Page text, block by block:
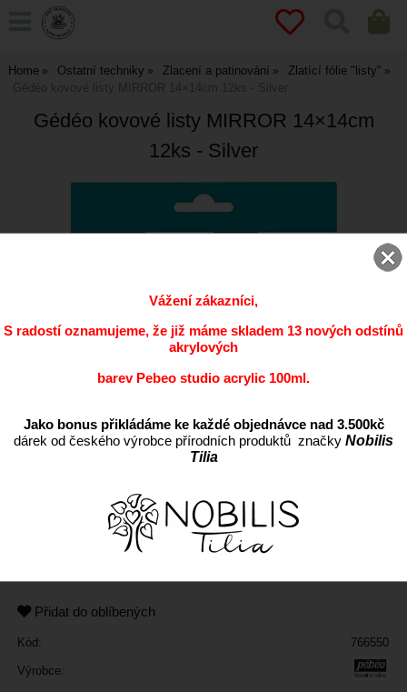
Home Ostatní techniky Zlacení a patinování
Zlatící fólie "listy"
Gédéo kovové listy MIRROR 14×14cm 12ks - Silver
Gédéo kovové listy MIRROR 14×14cm
12ks - Silver
Přidat do oblíbených
Kód: 766550
Výrobce:
Vážení zákazníci,
S radostí oznamujeme, že již máme skladem 13 nových odstínů
akrylových
barev Pebeo studio acrylic 100ml.
Jako bonus přikládáme ke každé objednávce nad 3.500kč
dárek od českého výrobce přírodních produktů značky Nobilis
Tilia